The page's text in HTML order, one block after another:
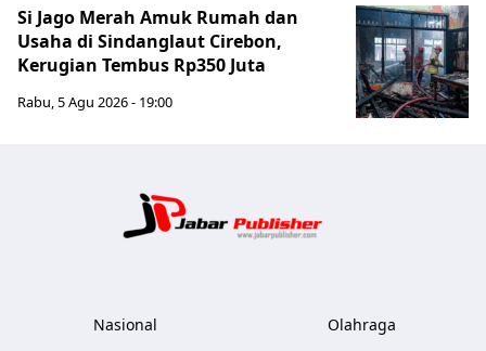
Si Jago Merah Amuk Rumah dan
Usaha di Sindanglaut Cirebon,
Kerugian Tembus Rp350 Juta
Rabu, 5 Agu 2026 - 19:00
Nasional
Olahraga